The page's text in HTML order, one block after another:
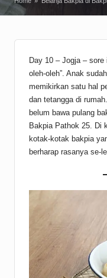
Day 10 – Jogja –
oleh-oleh”. Anak
memikirkan satu hal
dan tetangga di
belum bawa pulang
Bakpia Pathok 25. Di
kotak-kotak bakpia
berharap rasanya se-